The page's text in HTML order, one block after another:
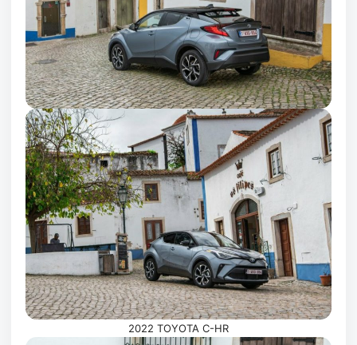
2022 TOYOTA C-HR